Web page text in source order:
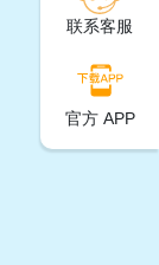
联系客服
官方 APP